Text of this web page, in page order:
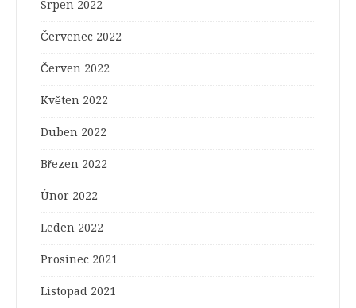
Srpen 2022
Červenec 2022
Červen 2022
Květen 2022
Duben 2022
Březen 2022
Únor 2022
Leden 2022
Prosinec 2021
Listopad 2021